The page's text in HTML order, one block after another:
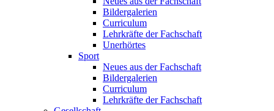
Bildergalerien
Curriculum
Lehrkräfte der Fachschaft
Unerhörtes
Sport
Neues aus der Fachschaft
Bildergalerien
Curriculum
Lehrkräfte der Fachschaft